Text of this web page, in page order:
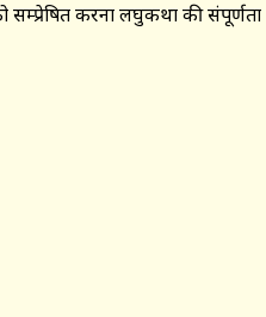
करना लघुकथा की